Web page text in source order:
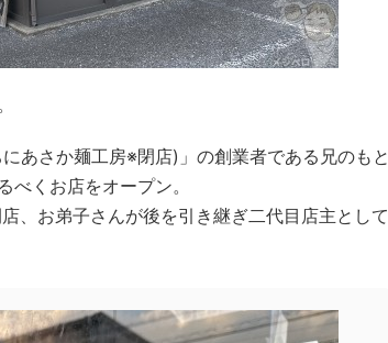
あさか麺工房※閉店)」の創業者である兄のもと
くお店をオープン。
、お弟子さんが後を引き継ぎ二代目店主として